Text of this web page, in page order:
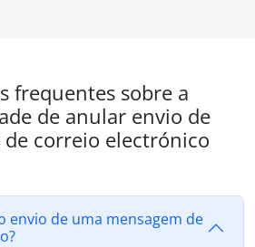
frequentes sobre a
de anular envio de
de correio electrónico
envio de uma mensagem de